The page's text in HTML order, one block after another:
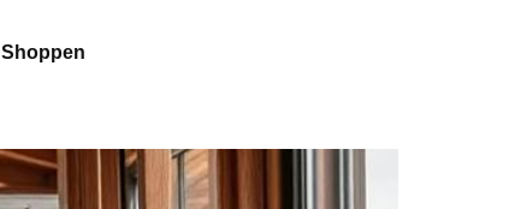
Shoppen